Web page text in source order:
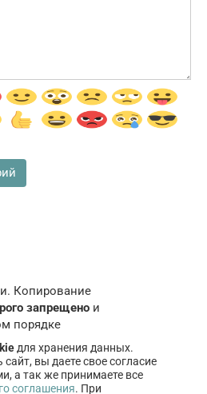
Копирование
запрещено и
порядке
для хранения данных.
вы даете свое согласие
а так же принимаете все
соглашения. При